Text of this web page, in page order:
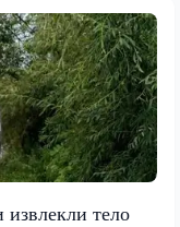
тело